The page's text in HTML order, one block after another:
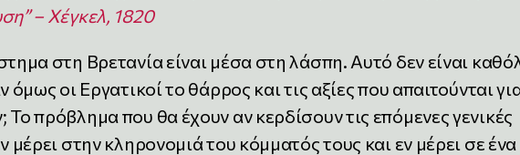
– Χέγκελ, 1820
στη Βρετανία είναι μέσα στη λάσπη. Αυτό δεν είναι
όμως οι Εργατικοί το θάρρος και τις αξίες που απαιτούνται
πρόβλημα που θα έχουν αν κερδίσουν τις επόμενες γενικές
μέρει στην κληρονομιά του κόμματός τους και εν μέρει σε ένα